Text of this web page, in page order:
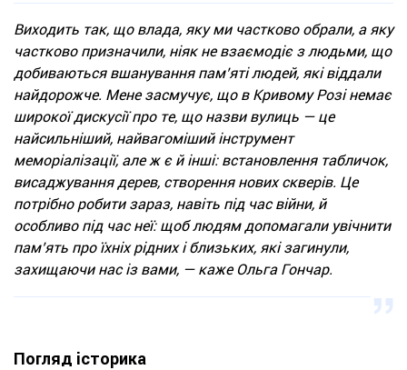
Виходить так, що влада, яку ми частково обрали, а яку
частково призначили, ніяк не взаємодіє з людьми, що
добиваються вшанування пам’яті людей, які віддали
найдорожче. Мене засмучує, що в Кривому Розі немає
широкої дискусії про те, що назви вулиць — це
найсильніший, найвагоміший інструмент
меморіалізації, але ж є й інші: встановлення табличок,
висаджування дерев, створення нових скверів. Це
потрібно робити зараз, навіть під час війни, й
особливо під час неї: щоб людям допомагали увічнити
пам’ять про їхніх рідних і близьких, які загинули,
захищаючи нас із вами, — каже Ольга Гончар.
Погляд історика